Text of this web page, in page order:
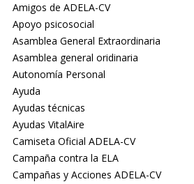
Amigos de ADELA-CV
Apoyo psicosocial
Asamblea General Extraordinaria
Asamblea general oridinaria
Autonomía Personal
Ayuda
Ayudas técnicas
Ayudas VitalAire
Camiseta Oficial ADELA-CV
Campaña contra la ELA
Campañas y Acciones ADELA-CV